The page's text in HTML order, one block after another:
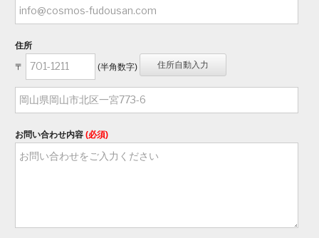
住所
〒 (半角数字)
お問い合わせ内容 (必須)